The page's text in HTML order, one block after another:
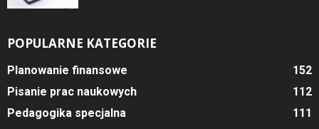
POPULARNE KATEGORIE
Planowanie finansowe
152
Pisanie prac naukowych
112
Pedagogika specjalna
111